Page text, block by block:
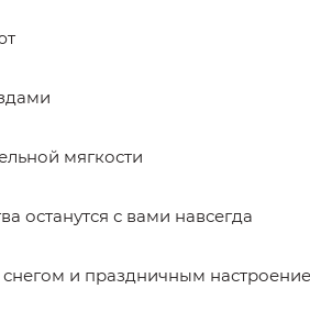
мягкости
останутся с вами навсегда
и праздничным